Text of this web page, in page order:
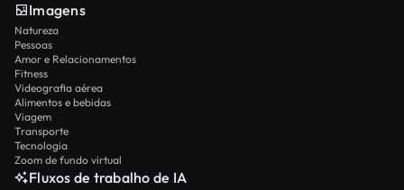
Imagens
Natureza
Pessoas
Amor e Relacionamentos
Fitness
Videografia aérea
Alimentos e bebidas
Viagem
Transporte
Tecnologia
Zoom de fundo virtual
Fluxos de trabalho de IA